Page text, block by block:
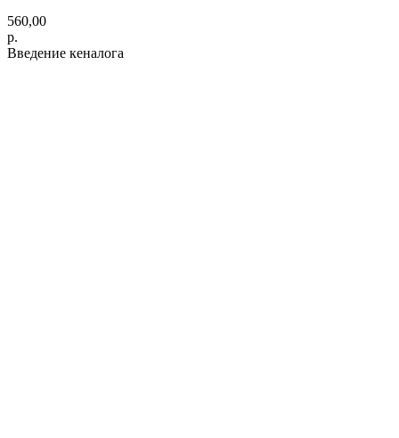
560,00
р.
Введение кеналога